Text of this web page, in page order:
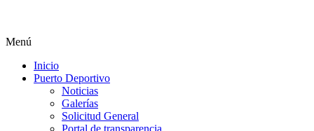
Menú
Inicio
Puerto Deportivo
Noticias
Galerías
Solicitud General
Portal de transparencia